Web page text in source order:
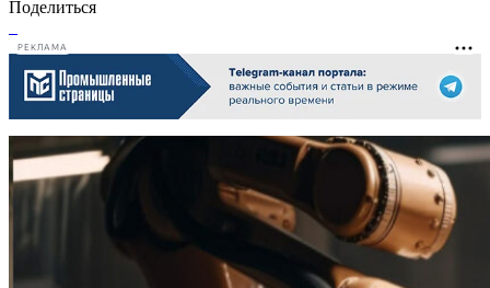
Поделиться
РЕКЛАМА